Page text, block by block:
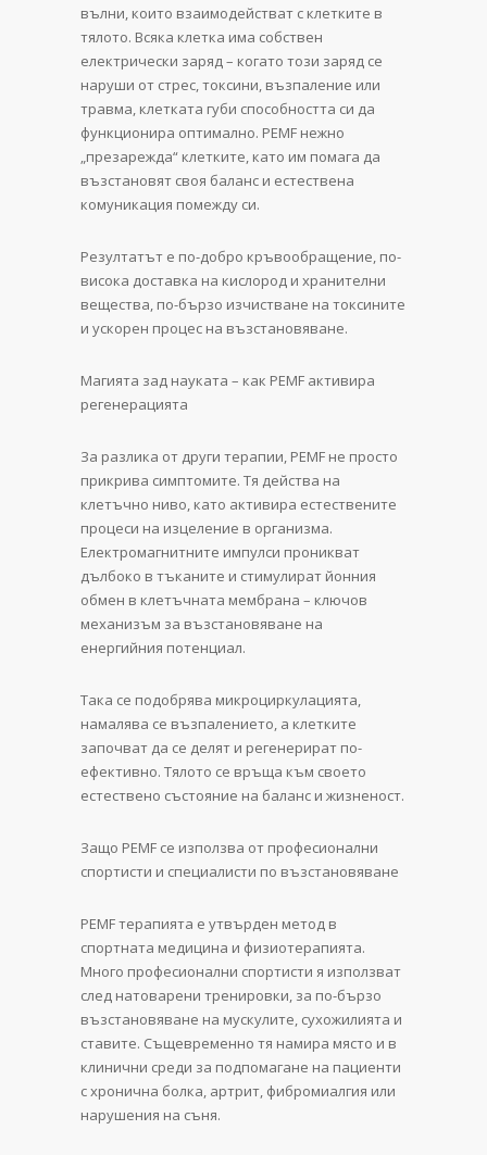
вълни, които взаимодействат с клетките в
тялото. Всяка клетка има собствен
електрически заряд – когато този заряд се
наруши от стрес, токсини, възпаление или
травма, клетката губи способността си да
функционира оптимално. PEMF нежно
„презарежда“ клетките, като им помага да
възстановят своя баланс и естествена
комуникация помежду си.
Резултатът е по-добро кръвообращение, по-
висока доставка на кислород и хранителни
вещества, по-бързо изчистване на токсините
и ускорен процес на възстановяване.
Магията зад науката – как PEMF активира
регенерацията
За разлика от други терапии, PEMF не просто
прикрива симптомите. Тя действа на
клетъчно ниво, като активира естествените
процеси на изцеление в организма.
Електромагнитните импулси проникват
дълбоко в тъканите и стимулират йонния
обмен в клетъчната мембрана – ключов
механизъм за възстановяване на
енергийния потенциал.
Така се подобрява микроциркулацията,
намалява се възпалението, а клетките
започват да се делят и регенерират по-
ефективно. Тялото се връща към своето
естествено състояние на баланс и жизненост.
Защо PEMF се използва от професионални
спортисти и специалисти по възстановяване
PEMF терапията е утвърден метод в
спортната медицина и физиотерапията.
Много професионални спортисти я използват
след натоварени тренировки, за по-бързо
възстановяване на мускулите, сухожилията и
ставите. Същевременно тя намира място и в
клинични среди за подпомагане на пациенти
с хронична болка, артрит, фибромиалгия или
нарушения на съня.